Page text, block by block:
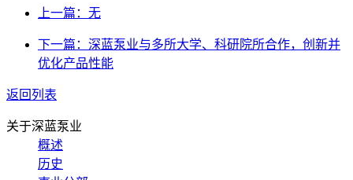
上一篇：无
下一篇：深蓝泵业与多所大学、科研院所合作，创新并
优化产品性能
返回列表
关于深蓝泵业
概述
历史